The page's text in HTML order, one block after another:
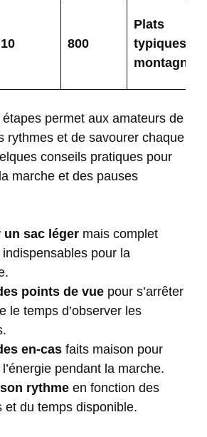
10 800
Plats
typiques
permet aux amateurs de
rythmes et de savourer chaque
conseils pratiques pour
marche et des pauses
un sac léger mais complet
pour la
points de vue pour s’arrêter
le temps d’observer les
en-cas faits maison pour
pendant la marche.
rythme en fonction des
et du temps disponible.